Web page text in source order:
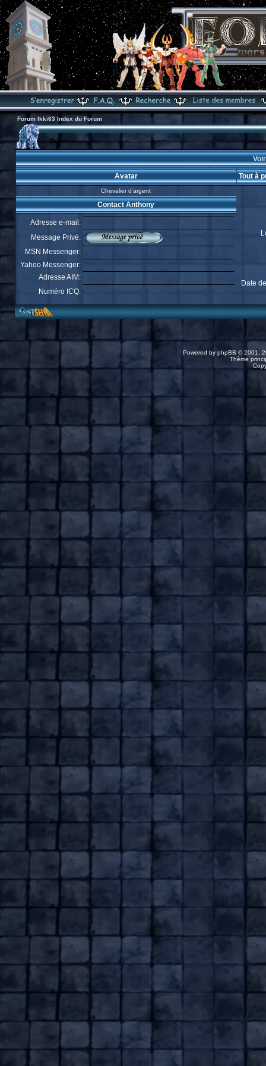
Forum Ikki63 Index du Forum
Avatar Tout à
Chevalier d'argent
Date
Contact Anthony
Adresse e-mail:
Message Privé:
MSN Messenger:
Yahoo Messenger:
Adresse AIM:
Numéro ICQ:
Powered by phpBB © 2001,
Thème